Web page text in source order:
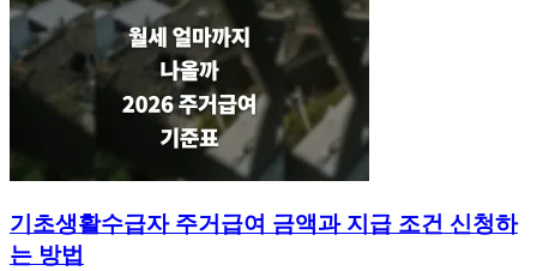
기초생활수급자 주거급여 금액과 지급 조건 신청하
는 방법